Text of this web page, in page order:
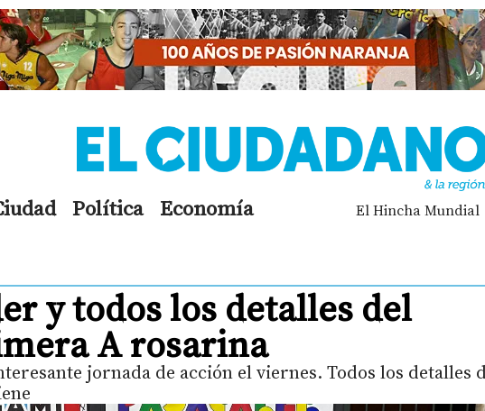
Política Economía El Hincha Mundial
y todos los detalles del
A rosarina
jornada de acción el viernes. Todos los detalles